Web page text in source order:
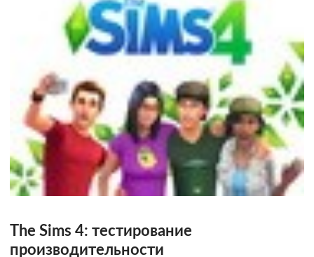
The Sims 4: тестирование
производительности